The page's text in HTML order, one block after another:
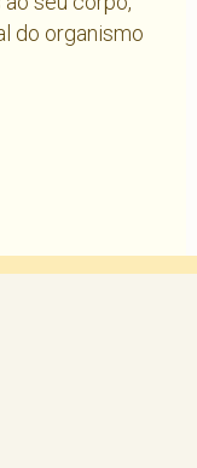
do organismo